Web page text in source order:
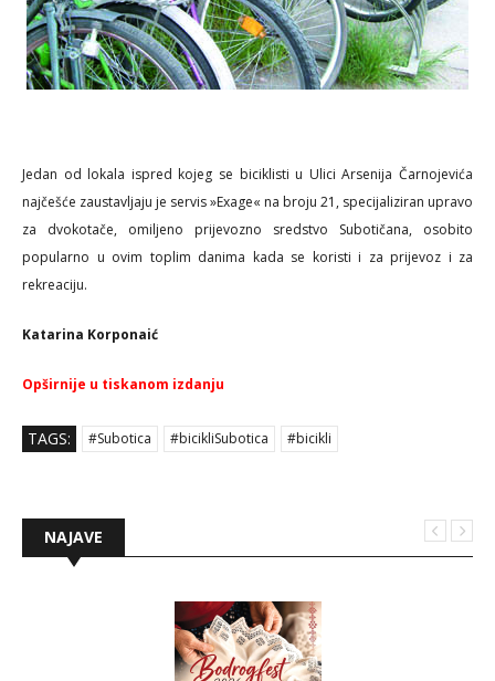
Jedan od lokala ispred kojeg se biciklisti u Ulici Arsenija Čarnojevića
najčešće zaustavljaju je servis »Exage« na broju 21, specijaliziran upravo
za dvokotače, omiljeno prijevozno sredstvo Subotičana, osobito
popularno u ovim toplim danima kada se koristi i za prijevoz i za
rekreaciju.
Katarina Korponaić
Opširnije u tiskanom izdanju
TAGS: #Subotica #bicikliSubotica #bicikli
NAJAVE